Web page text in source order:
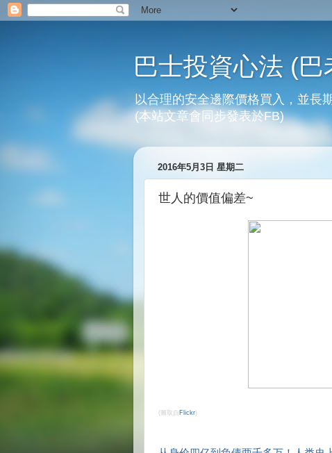
巴士投資心法 (巴
以合理的安全邊際價格買入，並長
(本站文章會同步發表於FB)
2016年5月3日 星期二
世人的價值偏差~
(圖取自 Flickr)